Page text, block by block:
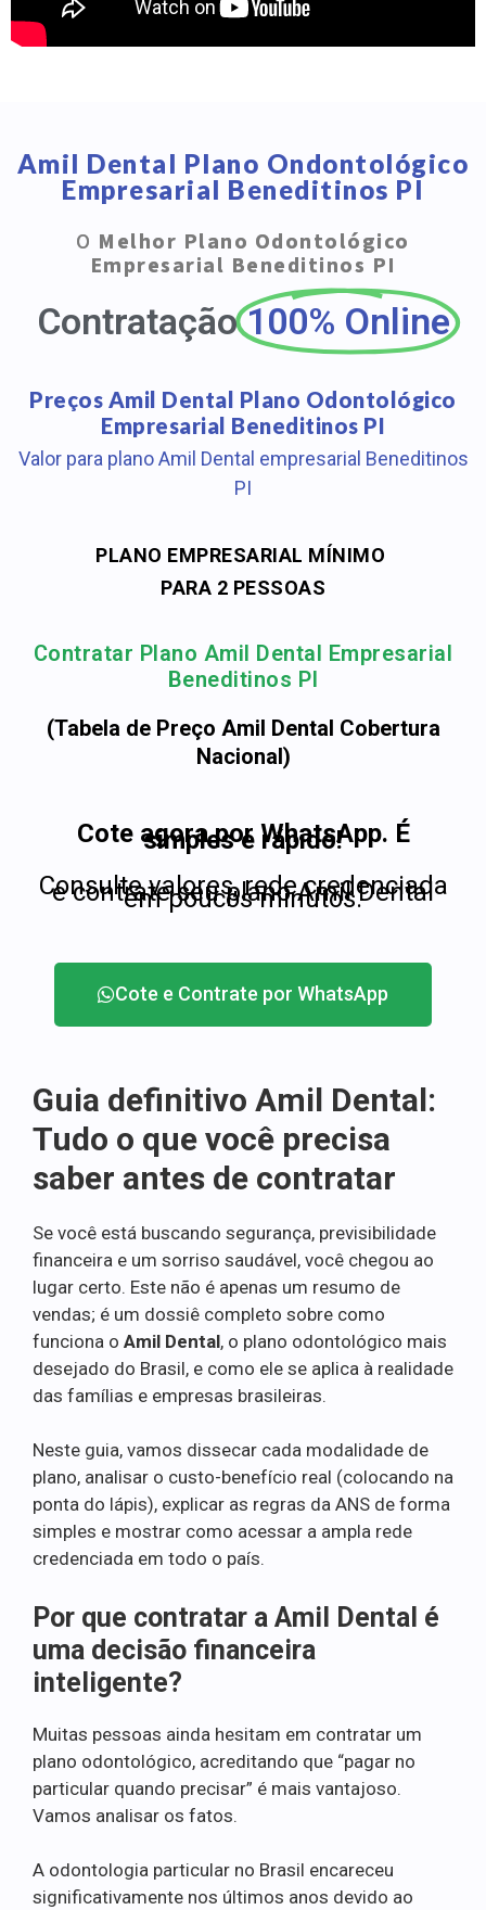
Amil Dental Plano Ondontológico
Empresarial Beneditinos PI
O Melhor Plano Odontológico
Empresarial Beneditinos PI
Contratação 100% Online
Preços Amil Dental Plano Odontológico
Empresarial Beneditinos PI
Valor para plano Amil Dental empresarial Beneditinos
PI
PLANO EMPRESARIAL MÍNIMO
PARA 2 PESSOAS
Contratar Plano Amil Dental Empresarial
Beneditinos PI
(Tabela de Preço Amil Dental Cobertura
Nacional)
Cote agora por WhatsApp. É
simples e rápido!
Consulte valores, rede credenciada
e contrate seu plano Amil Dental
em poucos minutos.
Cote e Contrate por WhatsApp
Guia definitivo Amil Dental:
Tudo o que você precisa
saber antes de contratar
Se você está buscando segurança, previsibilidade
financeira e um sorriso saudável, você chegou ao
lugar certo. Este não é apenas um resumo de
vendas; é um dossiê completo sobre como
funciona o Amil Dental, o plano odontológico mais
desejado do Brasil, e como ele se aplica à realidade
das famílias e empresas brasileiras.
Neste guia, vamos dissecar cada modalidade de
plano, analisar o custo-benefício real (colocando na
ponta do lápis), explicar as regras da ANS de forma
simples e mostrar como acessar a ampla rede
credenciada em todo o país.
Por que contratar a Amil Dental é
uma decisão financeira
inteligente?
Muitas pessoas ainda hesitam em contratar um
plano odontológico, acreditando que “pagar no
particular quando precisar” é mais vantajoso.
Vamos analisar os fatos.
A odontologia particular no Brasil encareceu
significativamente nos últimos anos devido ao